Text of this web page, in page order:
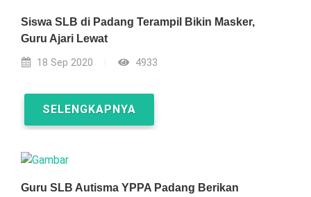
Siswa SLB di Padang Terampil Bikin Masker,
Guru Ajari Lewat
18 Sep 2020 4933
SELENGKAPNYA
Guru SLB Autisma YPPA Padang Berikan